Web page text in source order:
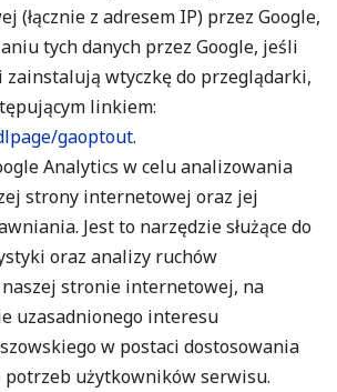
(łącznie z adresem IP) przez Google,
tych danych przez Google, jeśli
zainstalują wtyczkę do przeglądarki,
linkiem:
gaoptout.
Analytics w celu analizowania
strony internetowej oraz jej
Jest to narzędzie służące do
oraz analizy ruchów
stronie internetowej, na
uzasadnionego interesu
w postaci dostosowania
potrzeb użytkowników serwisu.